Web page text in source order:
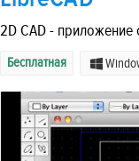
2D CAD -
Бесплатная